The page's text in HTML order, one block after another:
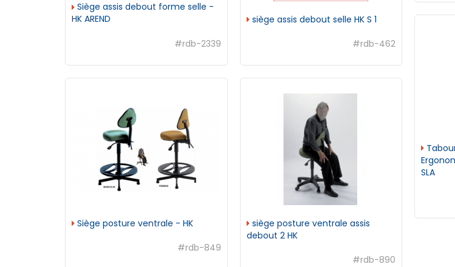
Siège assis debout forme selle -
HK AREND
#rdb-2339
siège assis debout selle HK S 1
#rdb-462
Siège posture ventrale - HK
#rdb-849
siège posture ventrale assis
debout 2 HK
#rdb-890
SLA